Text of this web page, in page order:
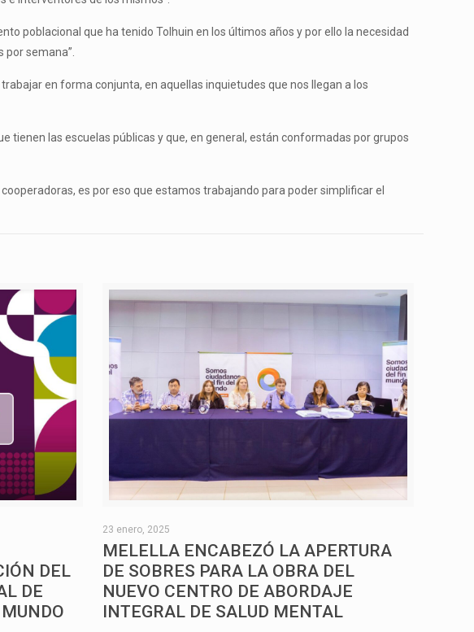
poblacional que ha tenido Tolhuin en los últimos años y por ello la necesidad
semana”.
en forma conjunta, en aquellas inquietudes que nos llegan a los
tienen las escuelas públicas y que, en general, están conformadas por grupos
es por eso que estamos trabajando para poder simplificar el
DEL
DE
23 enero, 2025
MELELLA ENCABEZÓ LA APERTURA
DE SOBRES PARA LA OBRA DEL
NUEVO CENTRO DE ABORDAJE
INTEGRAL DE SALUD MENTAL